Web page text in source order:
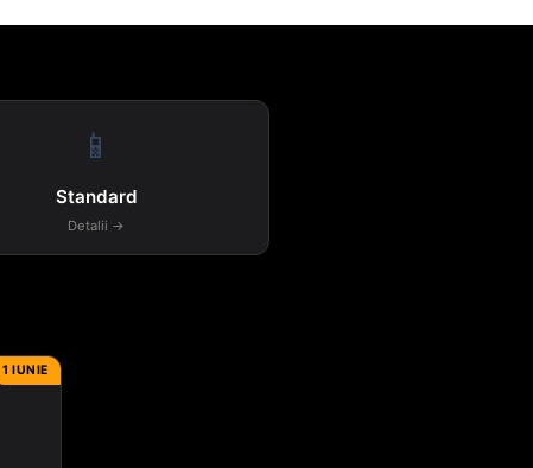
📱
Standard
Detalii →
1 IUNIE